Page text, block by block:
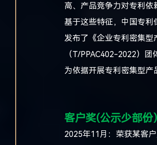
高、产品竞争力对专利依
基于这些特征，中国专利
发布了《企业专利密集型
（T/PPAC402-2022）团
为依据开展专利密集型产
客户奖(公示少部份
2025年11月：荣获某客